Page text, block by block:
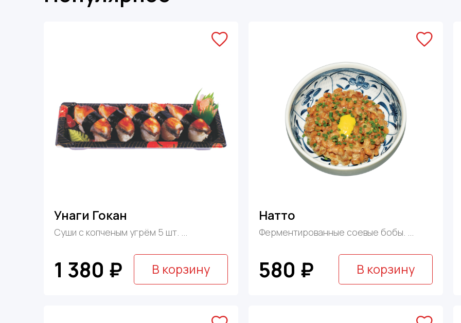
Унаги Гокан
Суши с копченым угрём 5 шт. ...
1 380 ₽ В корзину
Натто
Ферментированные соевые бобы. ...
580 ₽ В корзину